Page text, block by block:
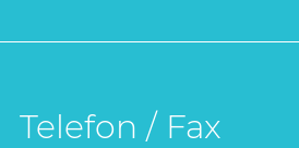
Telefon / Fax